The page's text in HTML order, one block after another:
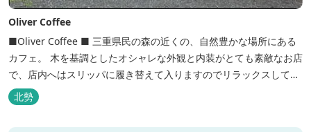
Oliver Coffee
■Oliver Coffee ■ 三重県民の森の近くの、自然豊かな場所にある
カフェ。 木を基調としたオシャレな外観と内装がとても素敵なお店
で、店内へはスリッパに履き替えて入りますのでリラックスして食
事を楽しめます。 席は店内にテーブル席や円卓、外のテラス席など
があり、お子様連れでも入りやすく居心地がいいカフェです。 森の
静かな雰囲気の中で、ゆっくり過ごすことができます。
北勢